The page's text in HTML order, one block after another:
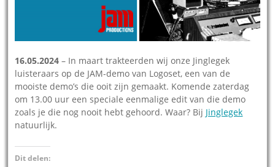
16.05.2024 – In maart trakteerden wij onze Jinglegek
luisteraars op de JAM-demo van Logoset, een van de
mooiste demo’s die ooit zijn gemaakt. Komende zaterdag
om 13.00 uur een speciale eenmalige edit van die demo
zoals je die nog nooit hebt gehoord. Waar? Bij Jinglegek
natuurlijk.
Dit delen: